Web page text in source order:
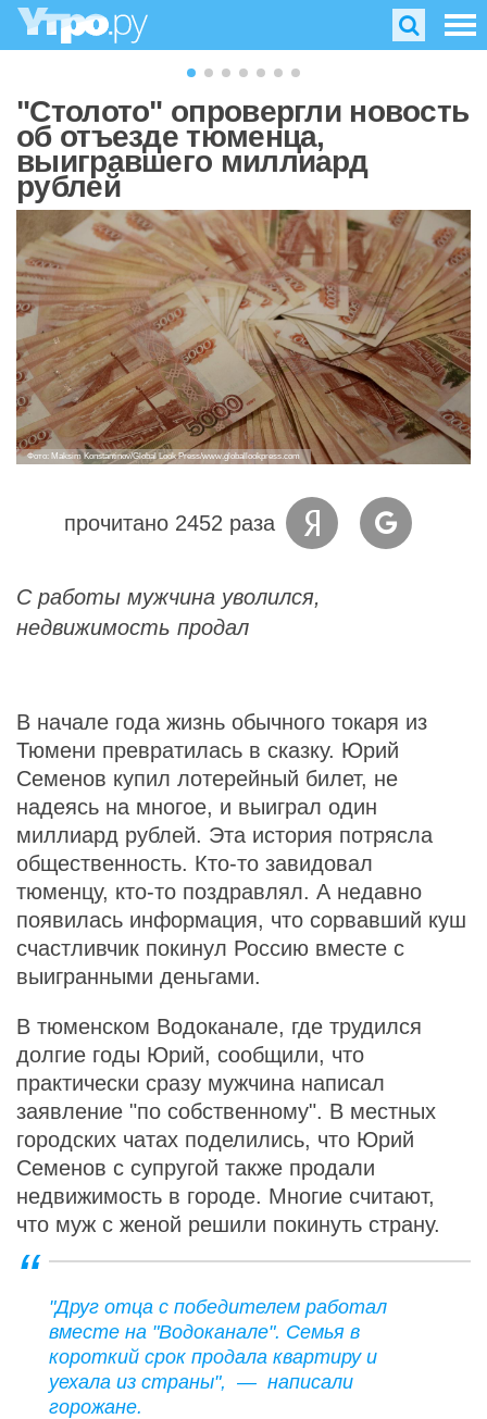
"Столото" опровергли новость
об отъезде тюменца,
выигравшего миллиард
рублей
Фото: Maksim Konstantinov/Global Look Press/www.globallookpress.com
прочитано 2452 раза
С работы мужчина уволился,
недвижимость продал
В начале года жизнь обычного токаря из
Тюмени превратилась в сказку. Юрий
Семенов купил лотерейный билет, не
надеясь на многое, и выиграл один
миллиард рублей. Эта история потрясла
общественность. Кто-то завидовал
тюменцу, кто-то поздравлял. А недавно
появилась информация, что сорвавший куш
счастливчик покинул Россию вместе с
выигранными деньгами.
В тюменском Водоканале, где трудился
долгие годы Юрий, сообщили, что
практически сразу мужчина написал
заявление "по собственному". В местных
городских чатах поделились, что Юрий
Семенов с супругой также продали
недвижимость в городе. Многие считают,
что муж с женой решили покинуть страну.
"Друг отца с победителем работал
вместе на "Водоканале". Семья в
короткий срок продала квартиру и
уехала из страны", — написали
горожане.